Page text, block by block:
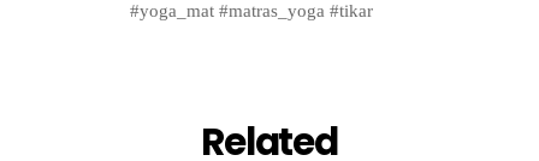
#yoga_mat #matras_yoga #tikar
Related